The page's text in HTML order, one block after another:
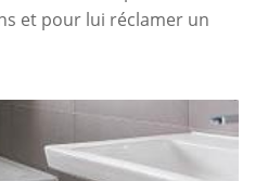
et pour lui réclamer un